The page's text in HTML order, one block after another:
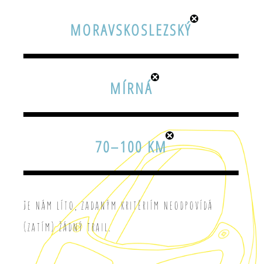
MORAVSKOSLEZSKÝ
MÍRNÁ
70–100 KM
Je nám líto, zadaným kritériím neodpovídá
(zatím) žádný trail.